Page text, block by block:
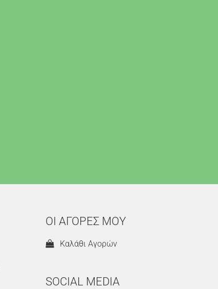
ΟΙ ΑΓΟΡΕΣ ΜΟΥ
Καλάθι Αγορών
SOCIAL MEDIA